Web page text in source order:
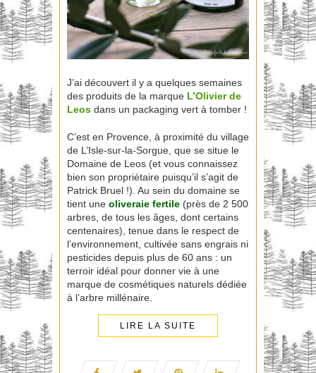
J’ai découvert il y a quelques semaines
des produits de la marque L’Olivier de
Leos dans un packaging vert à tomber !
C’est en Provence, à proximité du village
de L’Isle-sur-la-Sorgue, que se situe le
Domaine de Leos (et vous connaissez
bien son propriétaire puisqu’il s’agit de
Patrick Bruel !). Au sein du domaine se
tient une oliveraie fertile (près de 2 500
arbres, de tous les âges, dont certains
centenaires), tenue dans le respect de
l’environnement, cultivée sans engrais ni
pesticides depuis plus de 60 ans : un
terroir idéal pour donner vie à une
marque de cosmétiques naturels dédiée
à l’arbre millénaire.
LIRE LA SUITE